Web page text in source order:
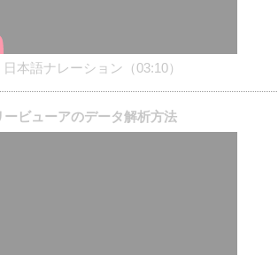
日本語ナレーション（03:10）
ービューアのデータ解析方法